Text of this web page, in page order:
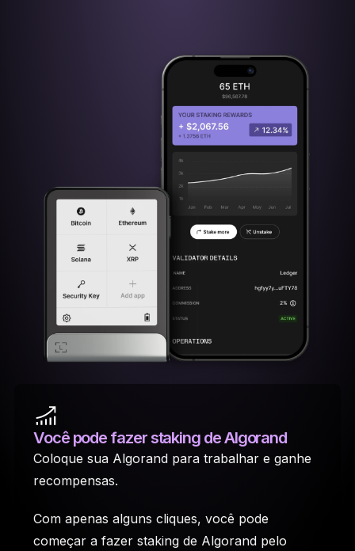
Você pode fazer staking de Algorand
Coloque sua Algorand para trabalhar e ganhe
recompensas.
Com apenas alguns cliques, você pode
começar a fazer staking de Algorand pelo